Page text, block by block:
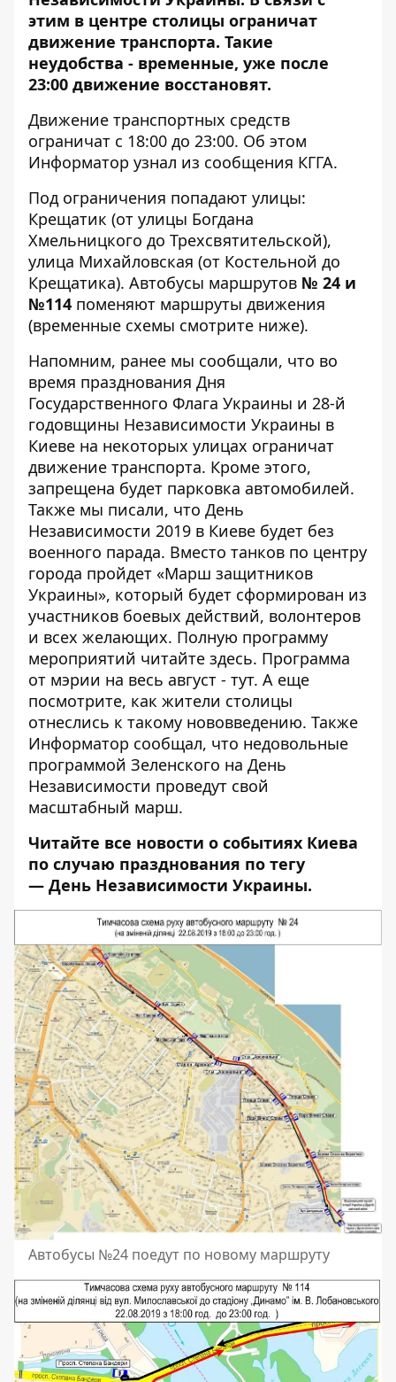
этим в центре столицы ограничат
движение транспорта. Такие
неудобства - временные, уже после
23:00 движение восстановят.
Движение транспортных средств
ограничат с 18:00 до 23:00. Об этом
Информатор узнал из сообщения КГГА.
Под ограничения попадают улицы:
Крещатик (от улицы Богдана
Хмельницкого до Трехсвятительской),
улица Михайловская (от Костельной до
Крещатика). Автобусы маршрутов № 24 и
№114 поменяют маршруты движения
(временные схемы смотрите ниже).
Напомним, ранее мы сообщали, что во
время празднования Дня
Государственного Флага Украины и 28-й
годовщины Независимости Украины в
Киеве на некоторых улицах ограничат
движение транспорта. Кроме этого,
запрещена будет парковка автомобилей.
Также мы писали, что День
Независимости 2019 в Киеве будет без
военного парада. Вместо танков по центру
города пройдeт «Марш защитников
Украины», который будет сформирован из
участников боевых действий, волонтеров
и всех желающих. Полную программу
мероприятий читайте здесь. Программа
от мэрии на весь август - тут. А еще
посмотрите, как жители столицы
отнеслись к такому нововведению. Также
Информатор сообщал, что недовольные
программой Зеленского на День
Независимости проведут свой
масштабный марш.
Читайте все новости о событиях Киева
по случаю празднования по тегу
— День Независимости Украины.
Автобусы №24 поедут по новому маршруту